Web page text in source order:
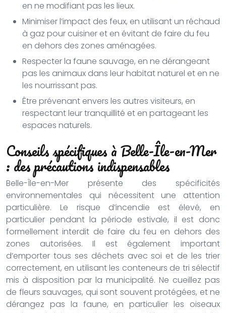
en ne modifiant pas les lieux.
Minimiser l’impact des feux, en utilisant un réchaud
à gaz pour cuisiner et en évitant de faire du feu
en dehors des zones aménagées.
Respecter la faune sauvage, en ne dérangeant
pas les animaux dans leur habitat naturel et en ne
les nourrissant pas.
Être prévenant envers les autres visiteurs, en
respectant leur tranquillité et en partageant les
espaces naturels.
Conseils spécifiques à Belle-Île-en-Mer
: des précautions indispensables
Belle-Île-en-Mer présente des spécificités
environnementales qui nécessitent une attention
particulière. Le risque d’incendie est élevé, en
particulier pendant la période estivale, il est donc
formellement interdit de faire du feu en dehors des
zones autorisées. Il est également important
d’emporter tous ses déchets avec soi et de les trier
correctement, en utilisant les conteneurs de tri sélectif
mis à disposition par la municipalité. Ne cueillez pas
de fleurs sauvages, qui sont souvent protégées, et ne
dérangez pas la faune, en particulier les oiseaux